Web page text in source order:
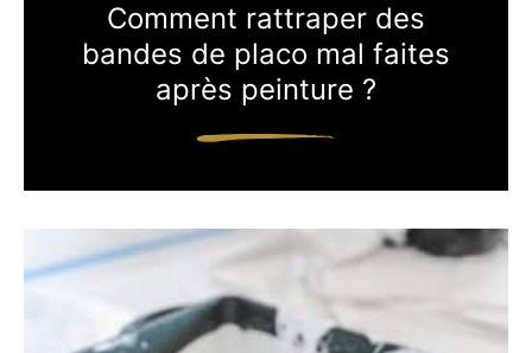
Comment rattraper des
bandes de placo mal faites
après peinture ?